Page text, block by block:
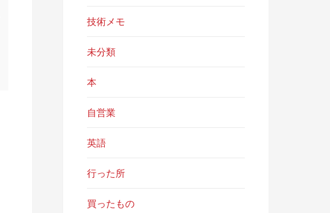
技術メモ
未分類
本
自営業
英語
行った所
買ったもの